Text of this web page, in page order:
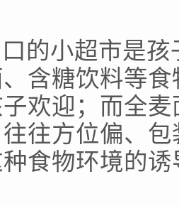
小超市是孩
含糖饮料等
欢迎；而全
往方位偏、
食物环境的